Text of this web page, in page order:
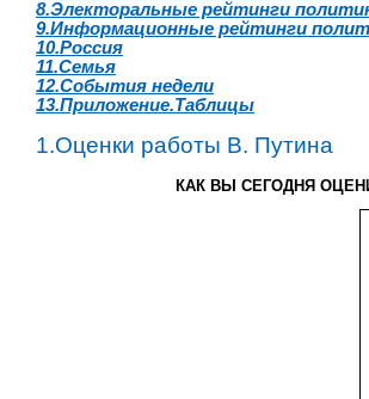
8.Электоральные рейтинги
9.Информационные рейтинги
10.Россия
11.Семья
12.События недели
13.Приложение.Таблицы
1.Оценки работы В. Путина
КАК ВЫ СЕГОДНЯ